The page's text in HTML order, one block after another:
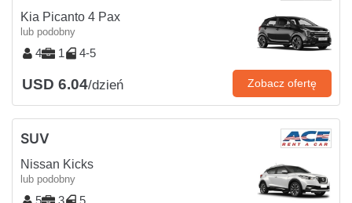
Kia Picanto 4 Pax
lub podobny
4 1 4-5
USD 6.04/dzień Zobacz ofertę
SUV
Nissan Kicks
lub podobny